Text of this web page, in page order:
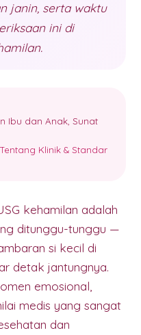
janin, serta waktu
ini di
Ibu dan Anak, Sunat
Tentang Klinik & Standar
kehamilan adalah
ditunggu-tunggu —
si kecil di
detak jantungnya.
emosional,
medis yang sangat
dan